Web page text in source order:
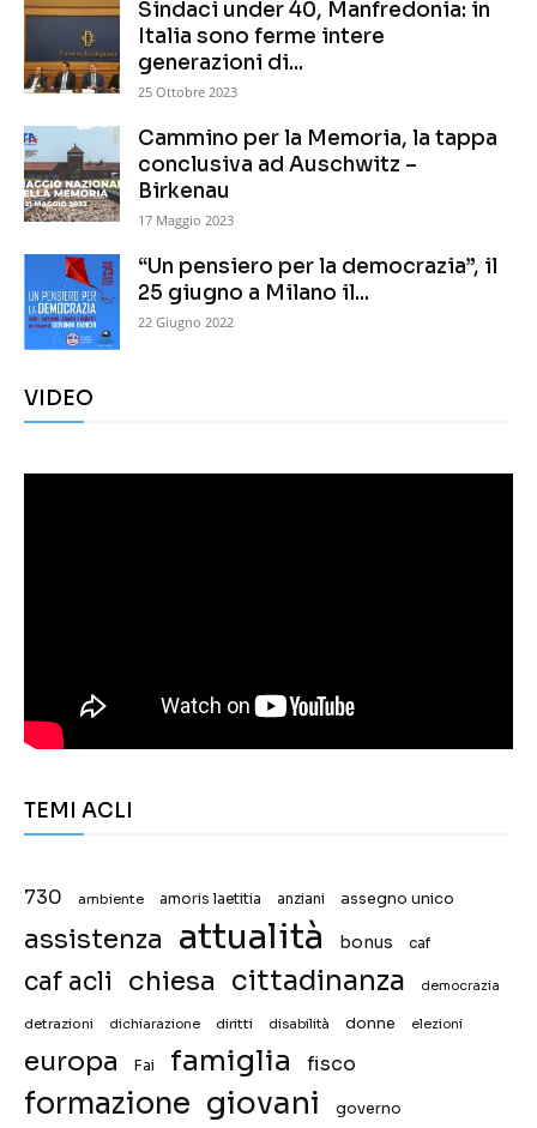
Sindaci under 40, Manfredonia: in
Italia sono ferme intere
generazioni di...
25 Ottobre 2023
Cammino per la Memoria, la tappa
conclusiva ad Auschwitz –
Birkenau
17 Maggio 2023
“Un pensiero per la democrazia”, il
25 giugno a Milano il...
22 Giugno 2022
VIDEO
TEMI ACLI
730 ambiente amoris laetitia anziani assegno unico
assistenza attualità bonus caf
caf acli chiesa cittadinanza democrazia
detrazioni dichiarazione diritti disabilità donne elezioni
europa Fai famiglia fisco
formazione giovani governo